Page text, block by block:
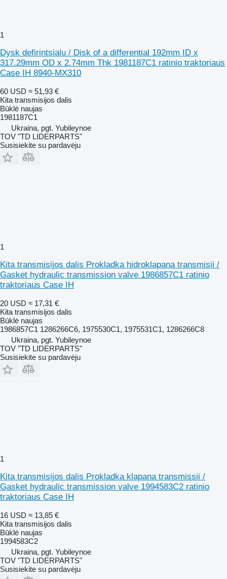
1
Dysk defirintsialu / Disk of a differential 192mm ID x
317.29mm OD x 2.74mm Thk 1981187C1 ratinio traktoriaus
Case IH 8940-MX310
60 USD ≈ 51,93 €
Kita transmisijos dalis
Būklė naujas
1981187C1
Ukraina, pgt. Yubileynoe
TOV "TD LIDERPARTS"
Susisiekite su pardavėju
1
Kita transmisijos dalis Prokladka hidroklapana transmisii /
Gasket hydraulic transmission valve 1986857C1 ratinio
traktoriaus Case IH
20 USD ≈ 17,31 €
Kita transmisijos dalis
Būklė naujas
1986857C1 1286266C6, 1975530C1, 1975531C1, 1286266C8
Ukraina, pgt. Yubileynoe
TOV "TD LIDERPARTS"
Susisiekite su pardavėju
1
Kita transmisijos dalis Prokladka klapana transmissii /
Gasket hydraulic transmission valve 1994583C2 ratinio
traktoriaus Case IH
16 USD ≈ 13,85 €
Kita transmisijos dalis
Būklė naujas
1994583C2
Ukraina, pgt. Yubileynoe
TOV "TD LIDERPARTS"
Susisiekite su pardavėju